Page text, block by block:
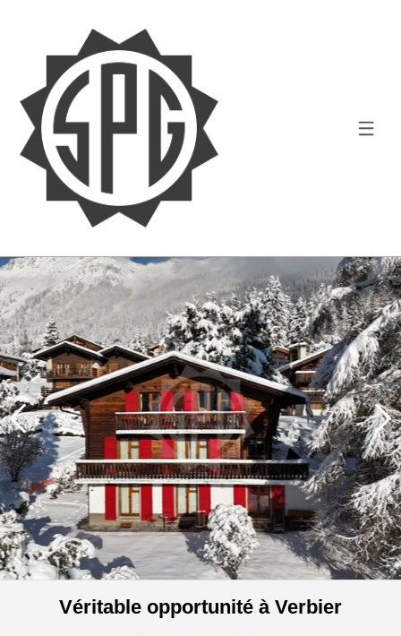
Véritable opportunité à Verbier